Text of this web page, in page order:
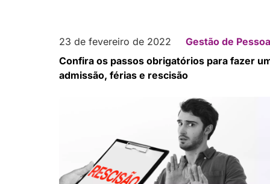
23 de fevereiro de 2022
Gestão de
Confira os passos obrigatórios para fazer
admissão, férias e rescisão